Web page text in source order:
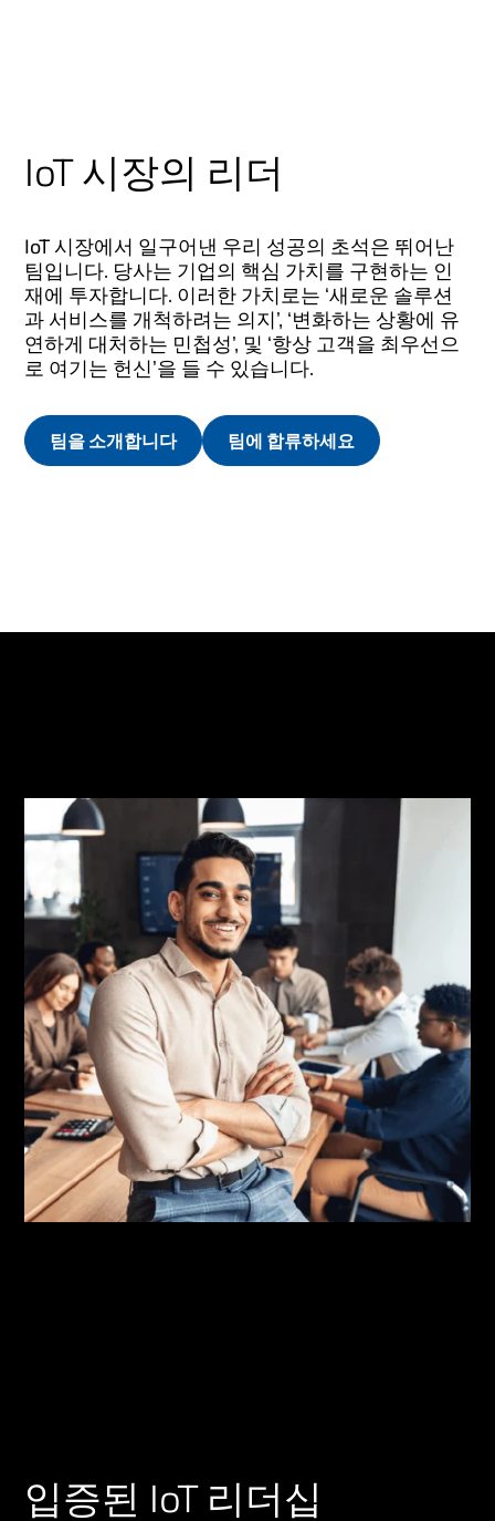
IoT 시장의 리더
IoT 시장에서 일구어낸 우리 성공의 초석은 뛰어난
팀입니다. 당사는 기업의 핵심 가치를 구현하는 인
재에 투자합니다. 이러한 가치로는 ‘새로운 솔루션
과 서비스를 개척하려는 의지’, ‘변화하는 상황에 유
연하게 대처하는 민첩성’, 및 ‘항상 고객을 최우선으
로 여기는 헌신’을 들 수 있습니다.
팀을 소개합니다 팀에 합류하세요
입증된 IoT 리더십